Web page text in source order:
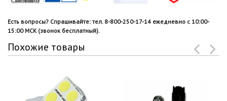
Есть вопросы? Спрашивайте: тел. 8-800-250-17-14 ежедневно с 10:00-
15:00 МСК (звонок бесплатный).
Похожие товары